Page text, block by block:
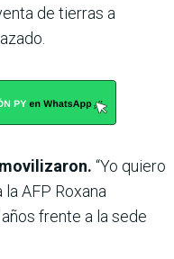
de tierras a
“Yo quiero
AFP Roxana
frente a la sede